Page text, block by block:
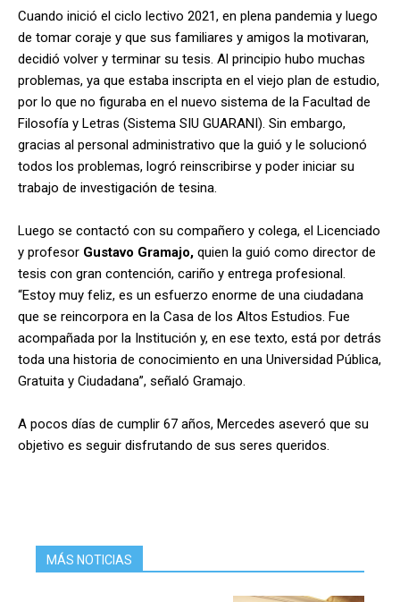
Cuando inició el ciclo lectivo 2021, en plena pandemia y luego
de tomar coraje y que sus familiares y amigos la motivaran,
decidió volver y terminar su tesis. Al principio hubo muchas
problemas, ya que estaba inscripta en el viejo plan de estudio,
por lo que no figuraba en el nuevo sistema de la Facultad de
Filosofía y Letras (Sistema SIU GUARANI). Sin embargo,
gracias al personal administrativo que la guió y le solucionó
todos los problemas, logró reinscribirse y poder iniciar su
trabajo de investigación de tesina.
Luego se contactó con su compañero y colega, el Licenciado
y profesor Gustavo Gramajo, quien la guió como director de
tesis con gran contención, cariño y entrega profesional.
“Estoy muy feliz, es un esfuerzo enorme de una ciudadana
que se reincorpora en la Casa de los Altos Estudios. Fue
acompañada por la Institución y, en ese texto, está por detrás
toda una historia de conocimiento en una Universidad Pública,
Gratuita y Ciudadana”, señaló Gramajo.
A pocos días de cumplir 67 años, Mercedes aseveró que su
objetivo es seguir disfrutando de sus seres queridos.
MÁS NOTICIAS